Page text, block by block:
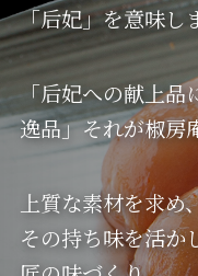
「后妃」を意味し
「后妃への献上品
逸品」それが椒房
上質な素材を求め
その持ち味を活か